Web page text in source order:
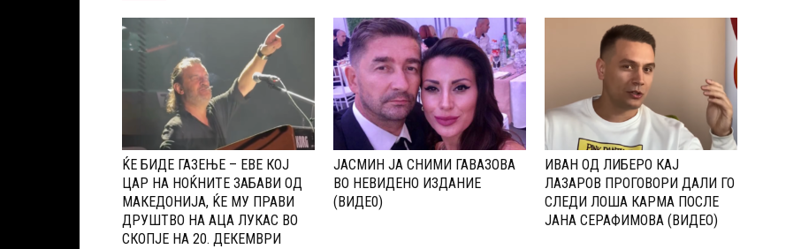
ЌЕ БИДЕ ГАЗЕЊЕ – ЕВЕ КОЈ
ЦАР НА НОЌНИТЕ ЗАБАВИ ОД
МАКЕДОНИЈА, ЌЕ МУ ПРАВИ
ДРУШТВО НА АЦА ЛУКАС ВО
СКОПЈЕ НА 20. ДЕКЕМВРИ
ЈАСМИН ЈА СНИМИ ГАВАЗОВА
ВО НЕВИДЕНО ИЗДАНИЕ
(ВИДЕ0)
ИВАН ОД ЛИБЕРО КАЈ
ЛАЗАРОВ ПРОГОВОРИ ДАЛИ ГО
СЛЕДИ ЛОША КАРМА ПОСЛЕ
ЈАНА СЕРАФИМОВА (ВИДЕО)